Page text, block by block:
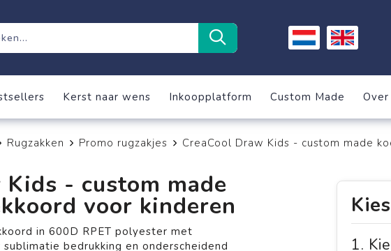
Kerst naar wens Inkoopplatform Custom Made
Rugzakken Promo rugzakjes CreaCool Draw Kids - custom made
- custom made
voor kinderen
in 600D RPET polyester met
bedrukking en onderscheidend
1.